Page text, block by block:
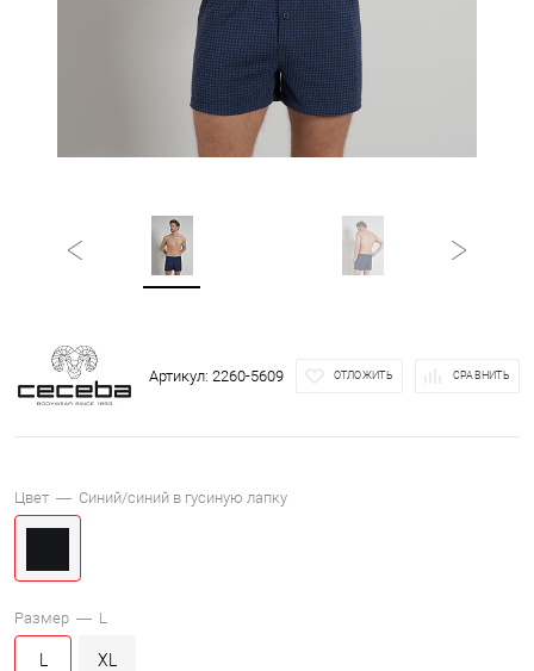
Артикул: 2260-5609 ОТЛОЖИТЬ СРАВНИТЬ
Цвет — Синий/синий в гусиную лапку
Размер — L
XL